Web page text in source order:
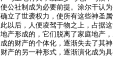
使公社制成为必要前提。涂尔干认
确立了世袭权力，使所有这些神圣
此以后，人便凌驾于物之上，占据
地产形成的，它们脱离了家庭地产
成的财产的个体化，逐渐失去了其
财产的另一种形式，逐渐演化成为